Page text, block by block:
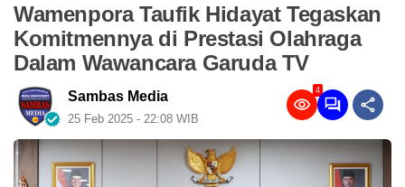
Wamenpora Taufik Hidayat Tegaskan
Komitmennya di Prestasi Olahraga
Dalam Wawancara Garuda TV
Sambas Media
25 Feb 2025 - 22:08 WIB
4